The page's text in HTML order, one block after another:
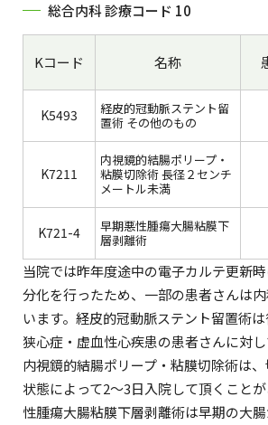
総合内科 診療コード 10
Kコード 名称
K5493
経皮的冠動脈ステント留
置術 その他のもの
K7211
内視鏡的結腸ポリープ・
粘膜切除術 長径２センチ
メートル未満
K721-4
早期悪性腫瘍大腸粘膜下
層剥離術
当院では昨年度途中の電子カルテ更新
分化を行ったため、一部の患者さんは
います。経皮的冠動脈ステント留置術
狭心症・虚血性心疾患の患者さんに対し
内視鏡的結腸ポリープ・粘膜切除術は
状態によって2～3日入院して頂くこと
性腫瘍大腸粘膜下層剥離術は早期の大